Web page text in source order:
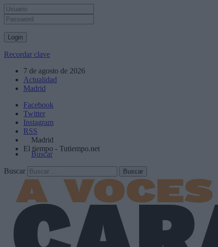
Recordar clave
7 de agosto de 2026
Actualidad
Madrid
Facebook
Twitter
Instagram
RSS
Madrid
El tiempo - Tutiempo.net
Buscar
Buscar